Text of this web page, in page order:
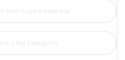
w tym województwie
inne z tej kategorii